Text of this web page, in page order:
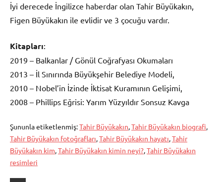
İyi derecede İngilizce haberdar olan Tahir Büyükakın,
Figen Büyükakın ile evlidir ve 3 çocuğu vardır.
Kitapları:
2019 – Balkanlar / Gönül Coğrafyası Okumaları
2013 – İl Sınırında Büyükşehir Belediye Modeli,
2010 – Nobel’in İzinde İktisat Kuramının Gelişimi,
2008 – Phillips Eğrisi: Yarım Yüzyıldır Sonsuz Kavga
Şununla etiketlenmiş:Tahir Büyükakın,Tahir Büyükakın biografi,
Tahir Büyükakın fotoğrafları,Tahir Büyükakın hayatı,Tahir
Büyükakın kim,Tahir Büyükakın kimin neyi?,Tahir Büyükakın
resimleri